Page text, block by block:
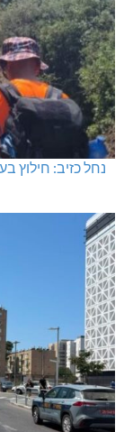
בדיקות פוליגרף